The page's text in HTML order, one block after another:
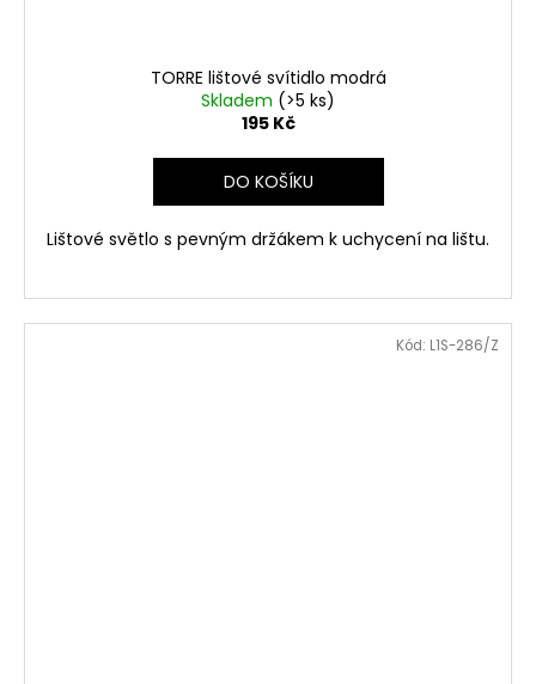
TORRE lištové svítidlo modrá
Skladem (>5 ks)
195 Kč
DO KOŠÍKU
Lištové světlo s pevným držákem k uchycení na lištu.
Kód: L1S-286/Z